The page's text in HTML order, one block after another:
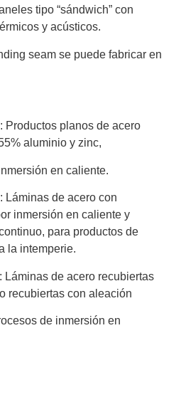
tipo “sándwich” con
y acústicos.
seam se puede fabricar en
Productos planos de acero
aluminio y zinc,
en caliente.
Láminas de acero con
inmersión en caliente y
para productos de
la intemperie.
Láminas de acero recubiertas
recubiertas con aleación
de inmersión en